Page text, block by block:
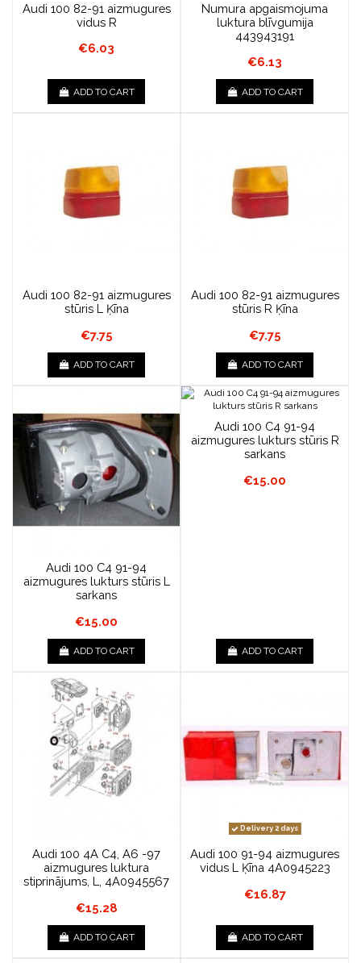
Audi 100 82-91 aizmugures
vidus R
€6.03
ADD TO CART
Numura apgaismojuma
luktura blīvgumija
443943191
€6.13
ADD TO CART
Audi 100 82-91 aizmugures
stūris L Ķīna
€7.75
ADD TO CART
Audi 100 82-91 aizmugures
stūris R Ķīna
€7.75
ADD TO CART
Audi 100 C4 91-94
aizmugures lukturs stūris L
sarkans
€15.00
ADD TO CART
Audi 100 C4 91-94
aizmugures lukturs stūris R
sarkans
€15.00
ADD TO CART
Audi 100 4A C4, A6 -97
aizmugures luktura
stiprinājums, L, 4A0945567
€15.28
ADD TO CART
Delivery 2 days
Audi 100 91-94 aizmugures
vidus L Ķīna 4A0945223
€16.87
ADD TO CART